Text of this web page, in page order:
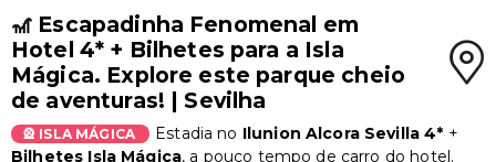
🎢 Escapadinha Fenomenal em
Hotel 4* + Bilhetes para a Isla
Mágica. Explore este parque cheio
de aventuras! | Sevilha
🎡 ISLA MÁGICA Estadia no Ilunion Alcora Sevilla 4* +
Bilhetes Isla Mágica, a pouco tempo de carro do hotel.